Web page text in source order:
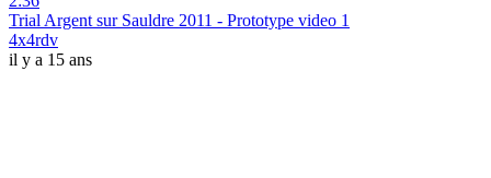
Trial Argent sur Sauldre 2011 - Prototype video 1
4x4rdv
il y a 15 ans